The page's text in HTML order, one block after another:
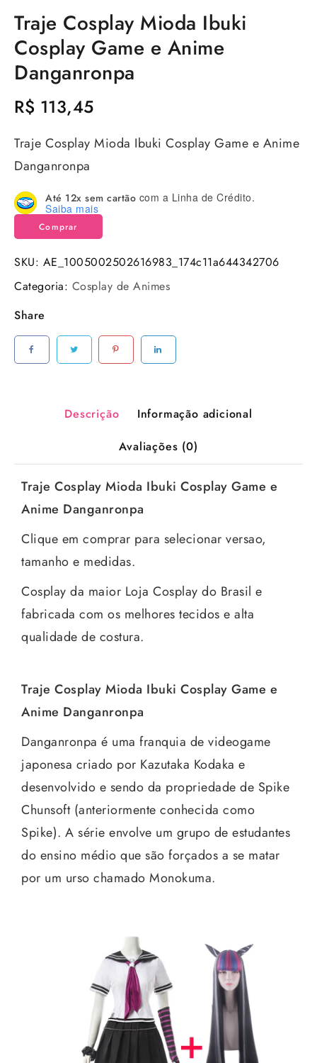
Traje Cosplay Mioda Ibuki
Cosplay Game e Anime
Danganronpa
R$ 113,45
Traje Cosplay Mioda Ibuki Cosplay Game e Anime
Danganronpa
Até 12x sem cartão com a Linha de Crédito.
Saiba mais
Comprar
SKU: AE_1005002502616983_174c11a644342706
Categoria: Cosplay de Animes
Share
Descrição
Informação adicional
Avaliações (0)
Traje Cosplay Mioda Ibuki Cosplay Game e
Anime Danganronpa
Clique em comprar para selecionar versao,
tamanho e medidas.
Cosplay da maior Loja Cosplay do Brasil e
fabricada com os melhores tecidos e alta
qualidade de costura.
Traje Cosplay Mioda Ibuki Cosplay Game e
Anime Danganronpa
Danganronpa é uma franquia de videogame
japonesa criado por Kazutaka Kodaka e
desenvolvido e sendo da propriedade de Spike
Chunsoft (anteriormente conhecida como
Spike). A série envolve um grupo de estudantes
do ensino médio que são forçados a se matar
por um urso chamado Monokuma.